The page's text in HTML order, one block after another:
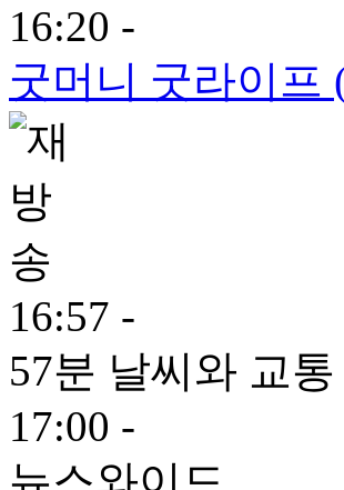
16:20 -
굿머니 굿라이프
16:57 -
57분 날씨와 교통
17:00 -
뉴스와이드